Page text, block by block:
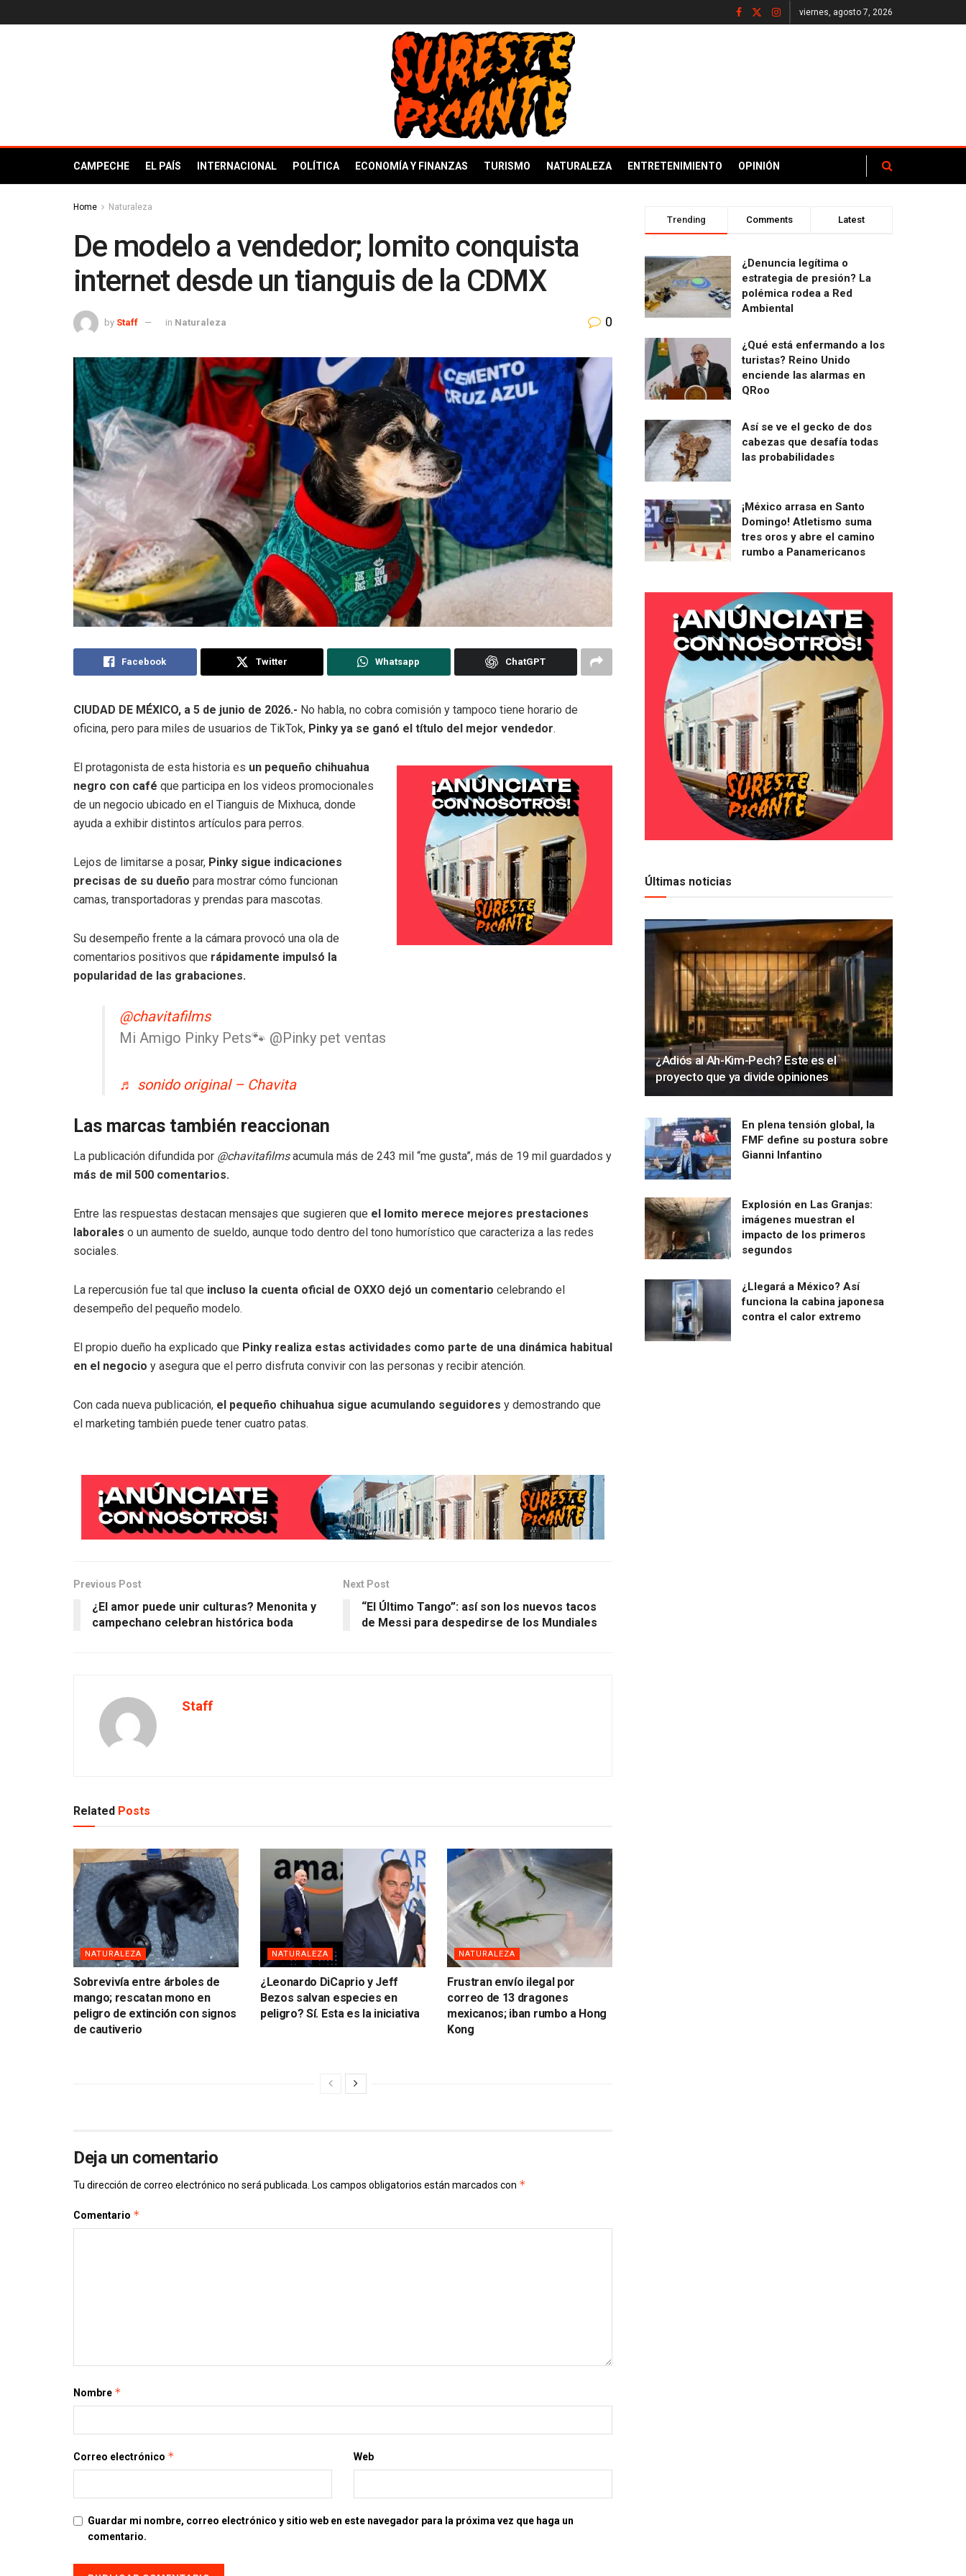
viernes, agosto 7, 2026
CAMPECHE EL PAÍS INTERNACIONAL POLÍTICA ECONOMÍA Y FINANZAS TURISMO NATURALEZA ENTRETENIMIENTO OPINIÓN
Home Naturaleza
De modelo a vendedor; lomito conquista
internet desde un tianguis de la CDMX
by Staff in Naturaleza 0
Facebook Twitter Whatsapp ChatGPT
CIUDAD DE MÉXICO, a 5 de junio de 2026.- No habla, no cobra comisión y tampoco tiene horario de
oficina, pero para miles de usuarios de TikTok, Pinky ya se ganó el título del mejor vendedor.
El protagonista de esta historia es un pequeño chihuahua
negro con café que participa en los videos promocionales
de un negocio ubicado en el Tianguis de Mixhuca, donde
ayuda a exhibir distintos artículos para perros.
Lejos de limitarse a posar, Pinky sigue indicaciones
precisas de su dueño para mostrar cómo funcionan
camas, transportadoras y prendas para mascotas.
Su desempeño frente a la cámara provocó una ola de
comentarios positivos que rápidamente impulsó la
popularidad de las grabaciones.
@chavitafilms
Mi Amigo Pinky Pets🐾 @Pinky pet ventas
♬ sonido original – Chavita
Las marcas también reaccionan
La publicación difundida por @chavitafilmsacumula más de 243 mil “me gusta”, más de 19 mil guardados y
más de mil 500 comentarios.
Entre las respuestas destacan mensajes que sugieren que el lomito merece mejores prestaciones
laborales o un aumento de sueldo, aunque todo dentro del tono humorístico que caracteriza a las redes
sociales.
La repercusión fue tal que incluso la cuenta oficial de OXXO dejó un comentario celebrando el
desempeño del pequeño modelo.
El propio dueño ha explicado que Pinky realiza estas actividades como parte de una dinámica habitual
en el negocio y asegura que el perro disfruta convivir con las personas y recibir atención.
Con cada nueva publicación, el pequeño chihuahua sigue acumulando seguidores y demostrando que
el marketing también puede tener cuatro patas.
Previous Post
¿El amor puede unir culturas? Menonita y
campechano celebran histórica boda
Next Post
“El Último Tango”: así son los nuevos tacos
de Messi para despedirse de los Mundiales
Staff
Related Posts
NATURALEZA
Sobrevivía entre árboles de
mango; rescatan mono en
peligro de extinción con signos
de cautiverio
NATURALEZA
¿Leonardo DiCaprio y Jeff
Bezos salvan especies en
peligro? Sí. Esta es la iniciativa
NATURALEZA
Frustran envío ilegal por
correo de 13 dragones
mexicanos; iban rumbo a Hong
Kong
Deja un comentario
Tu dirección de correo electrónico no será publicada. Los campos obligatorios están marcados con *
Comentario *
Nombre *
Correo electrónico * Web
Guardar mi nombre, correo electrónico y sitio web en este navegador para la próxima vez que haga un
comentario.
Trending Comments Latest
¿Denuncia legítima o
estrategia de presión? La
polémica rodea a Red
Ambiental
¿Qué está enfermando a los
turistas? Reino Unido
enciende las alarmas en
QRoo
Así se ve el gecko de dos
cabezas que desafía todas
las probabilidades
¡México arrasa en Santo
Domingo! Atletismo suma
tres oros y abre el camino
rumbo a Panamericanos
Últimas noticias
¿Adiós al Ah-Kim-Pech? Este es el
proyecto que ya divide opiniones
En plena tensión global, la
FMF define su postura sobre
Gianni Infantino
Explosión en Las Granjas:
imágenes muestran el
impacto de los primeros
segundos
¿Llegará a México? Así
funciona la cabina japonesa
contra el calor extremo